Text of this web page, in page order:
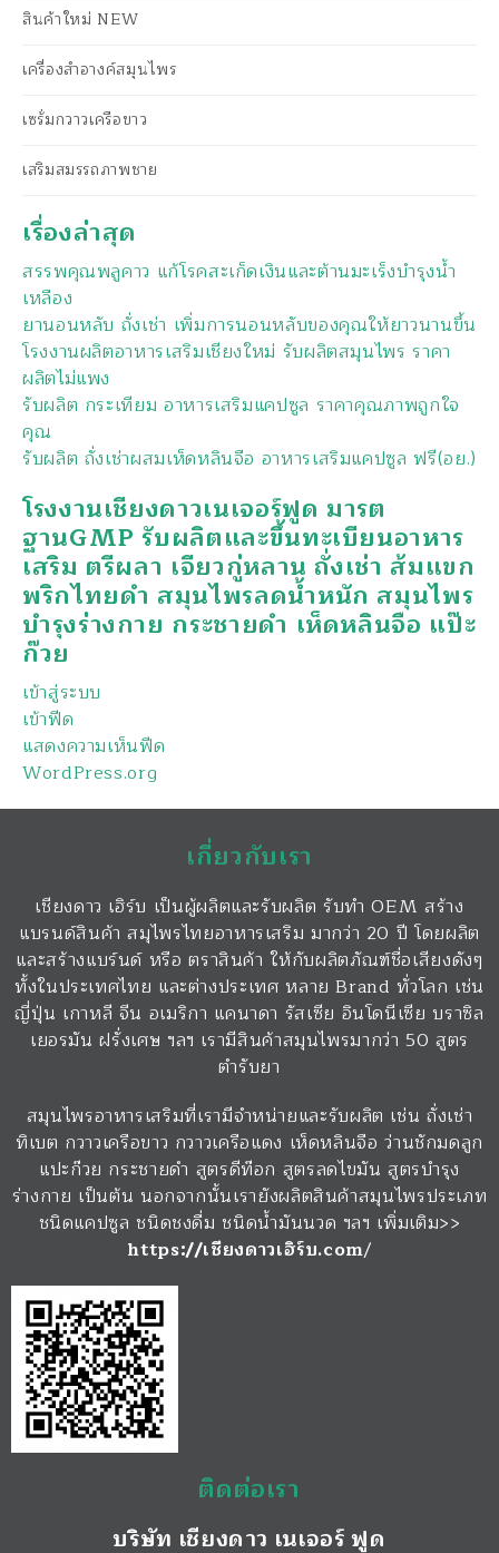
สินค้าใหม่ NEW
เครื่องสำอางค์สมุนไพร
เซรั่มกวาวเครือขาว
เสริมสมรรถภาพชาย
เรื่องล่าสุด
สรรพคุณพลูคาว แก้โรคสะเก็ดเงินและต้านมะเร็งบำรุงน้ำ
เหลือง
ยานอนหลับ ถั่งเช่า เพิ่มการนอนหลับของคุณให้ยาวนานขึ้น
โรงงานผลิตอาหารเสริมเชียงใหม่ รับผลิตสมุนไพร ราคา
ผลิตไม่แพง
รับผลิต กระเทียม อาหารเสริมแคปซูล ราคาคุณภาพถูกใจ
คุณ
รับผลิต ถั่งเช่าผสมเห็ดหลินจือ อาหารเสริมแคปซูล ฟรี(อย.)
โรงงานเชียงดาวเนเจอร์ฟูด มารต
ฐานGMP รับผลิตและขึ้นทะเบียนอาหาร
เสริม ตรีผลา เจียวกู่หลาน ถั่งเช่า ส้มแขก
พริกไทยดำ สมุนไพรลดน้ำหนัก สมุนไพร
บำรุงร่างกาย กระชายดำ เห็ดหลินจือ แป๊ะ
ก๊วย
เข้าสู่ระบบ
เข้าฟีด
แสดงความเห็นฟีด
WordPress.org
เกี่ยวกับเรา
เชียงดาว เฮิร์บ เป็นผู้ผลิตและรับผลิต รับทำ OEM สร้าง
แบรนด์สินค้า สมุไพรไทยอาหารเสริม มากว่า 20 ปี โดยผลิต
และสร้างแบร์นด์ หรือ ตราสินค้า ให้กับผลิตภัณฑ์ชื่อเสียงดังๆ
ทั้งในประเทศไทย และต่างประเทศ หลาย Brand ทั่วโลก เช่น
ญี่ปุ่น เกาหลี จีน อเมริกา แคนาดา รัสเซีย อินโดนีเซีย บราซิล
เยอรมัน ฝรั่งเศษ ฯลฯ เรามีสินค้าสมุนไพรมากว่า 50 สูตร
ตำรับยา
สมุนไพรอาหารเสริมที่เรามีจำหน่ายและรับผลิต เช่น ถั่งเช่า
ทิเบต กวาวเครือขาว กวาวเครือแดง เห็ดหลินจือ ว่านชักมดลูก
แปะก๊วย กระชายดำ สูตรดีท๊อก สูตรลดไขมัน สูตรบำรุง
ร่างกาย เป็นต้น นอกจากนั้นเรายังผลิตสินค้าสมุนไพรประเภท
ชนิดแคปซูล ชนิดชงดื่ม ชนิดน้ำมันนวด ฯลฯ เพิ่มเติม>>
https://เชียงดาวเฮิร์บ.com/
ติดต่อเรา
บริษัท เชียงดาว เนเจอร์ ฟูด